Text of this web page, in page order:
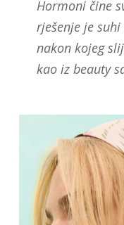
Hormoni čine
rješenje je
nakon kojeg
kao iz beauty